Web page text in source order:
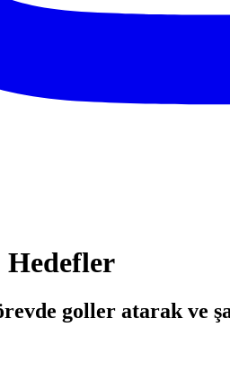
Hedefler
goller atarak ve